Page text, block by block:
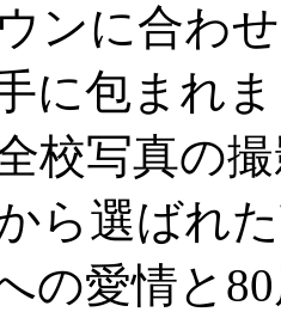
ンに合わ
に包まれ
校写真の
ら選ばれ
の愛情と